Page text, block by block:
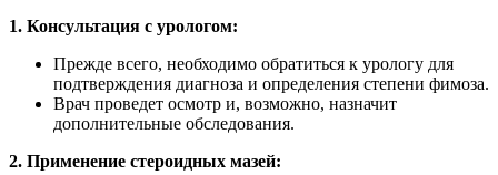
1. Консультация с урологом:
Прежде всего, необходимо обратиться к урологу для
подтверждения диагноза и определения степени фимоза.
Врач проведет осмотр и, возможно, назначит
дополнительные обследования.
2. Применение стероидных мазей: